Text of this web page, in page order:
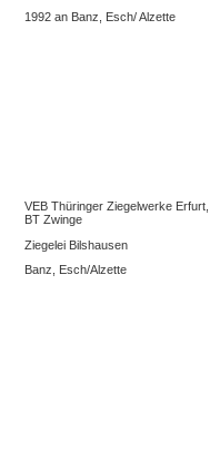
1992 an Banz, Esch/ Alzette
VEB Thüringer Ziegelwerke Erfurt,
BT Zwinge
Ziegelei Bilshausen
Banz, Esch/Alzette